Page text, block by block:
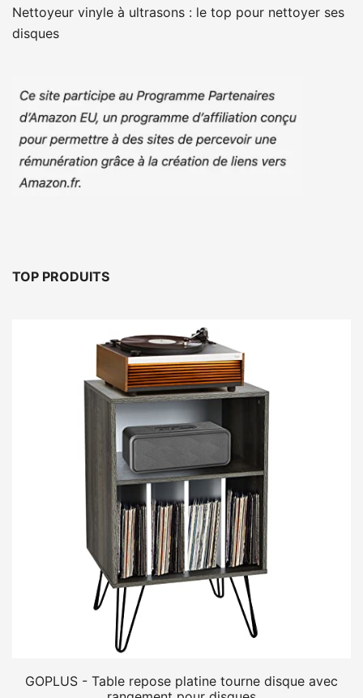
Nettoyeur vinyle à ultrasons : le top pour nettoyer ses
disques
TOP PRODUITS
GOPLUS - Table repose platine tourne disque avec